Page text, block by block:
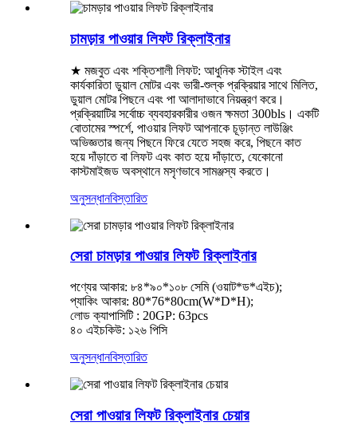
চামড়ার পাওয়ার লিফট রিক্লাইনার
★ মজবুত এবং শক্তিশালী লিফট: আধুনিক স্টাইল এবং
কার্যকারিতা ডুয়াল মোটর এবং ভারী-শুল্ক প্রক্রিয়ার সাথে মিলিত,
ডুয়াল মোটর পিছনে এবং পা আলাদাভাবে নিয়ন্ত্রণ করে।
প্রক্রিয়াটির সর্বোচ্চ ব্যবহারকারীর ওজন ক্ষমতা 300bls। একটি
বোতামের স্পর্শে, পাওয়ার লিফট আপনাকে চূড়ান্ত লাউঞ্জিং
অভিজ্ঞতার জন্য পিছনে ফিরে যেতে সহজ করে, পিছনে কাত
হয়ে দাঁড়াতে বা লিফট এবং কাত হয়ে দাঁড়াতে, যেকোনো
কাস্টমাইজড অবস্থানে মসৃণভাবে সামঞ্জস্য করতে।
অনুসন্ধানবিস্তারিত
সেরা চামড়ার পাওয়ার লিফট রিক্লাইনার
পণ্যের আকার: ৮৪*৯০*১০৮ সেমি (ওয়াট*ড*এইচ);
প্যাকিং আকার: 80*76*80cm(W*D*H);
লোড ক্যাপাসিটি : 20GP: 63pcs
৪০ এইচকিউ: ১২৬ পিসি
অনুসন্ধানবিস্তারিত
সেরা পাওয়ার লিফট রিক্লাইনার চেয়ার